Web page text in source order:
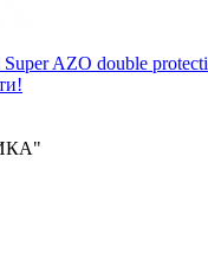
AZO double